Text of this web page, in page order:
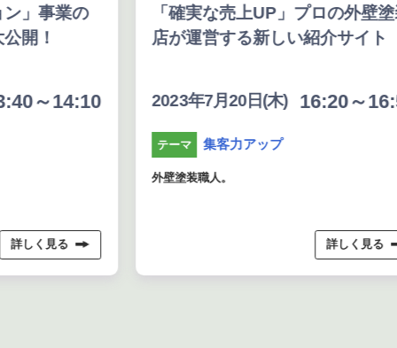
」事業の
！
～14:10
しく見る
「確実な売上UP」プロの外壁塗装
店が運営する新しい紹介サイト
2023年7月20日(木) 16:20～
テーマ 集客力アップ
外壁塗装職人。
詳しく見る